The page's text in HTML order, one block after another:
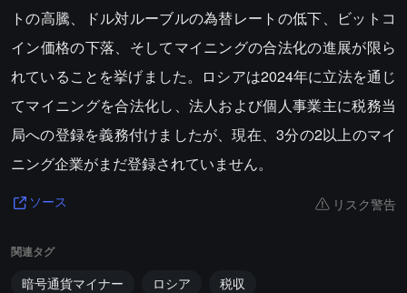
トの高騰、ドル対ルーブルの為替レートの低下、ビットコ
イン価格の下落、そしてマイニングの合法化の進展が限ら
れていることを挙げました。ロシアは2024年に立法を通じ
てマイニングを合法化し、法人および個人事業主に税務当
局への登録を義務付けましたが、現在、3分の2以上のマイ
ニング企業がまだ登録されていません。
ソース リスク警告
関連タグ
暗号通貨マイナー ロシア 税収